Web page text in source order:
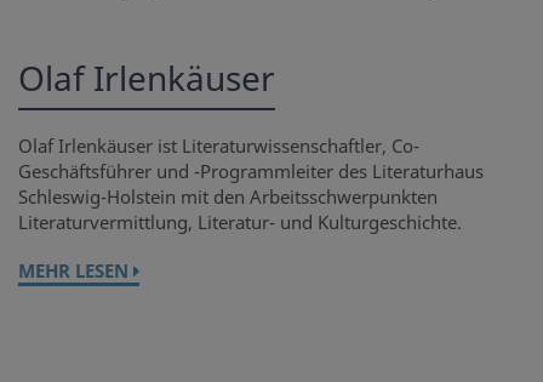
Olaf Irlenkäuser
Olaf Irlenkäuser ist Literaturwissenschaftler, Co-
Geschäftsführer und -Programmleiter des Literaturhaus
Schleswig-Holstein mit den Arbeitsschwerpunkten
Literaturvermittlung, Literatur- und Kulturgeschichte.
MEHR LESEN